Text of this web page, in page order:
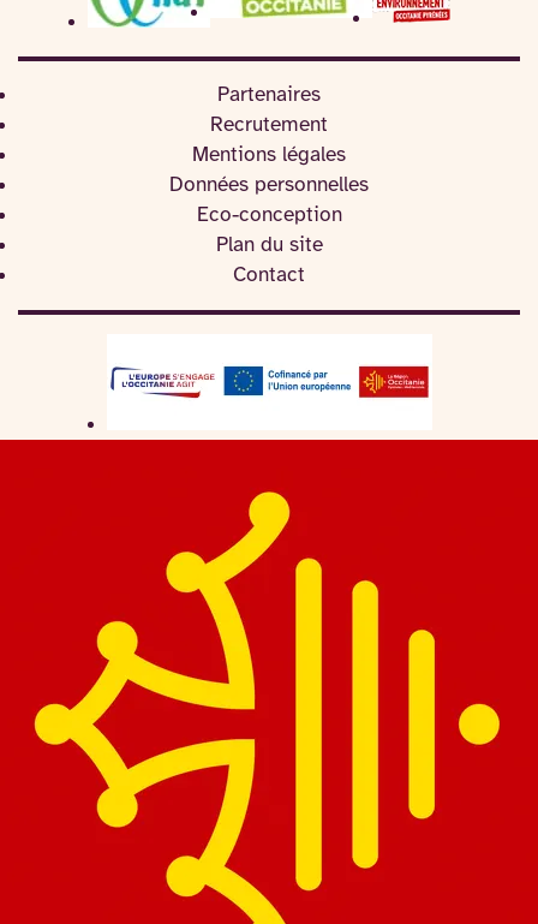
Partenaires
Recrutement
Mentions légales
Données personnelles
Eco-conception
Plan du site
Contact